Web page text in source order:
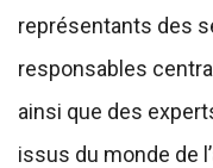
représentants des
responsables
ainsi que des
issus du monde de